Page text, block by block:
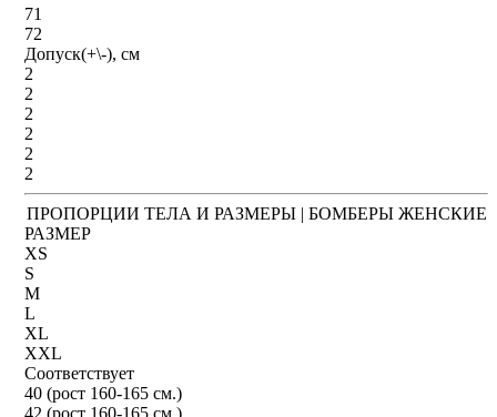
71
72
Допуск(+\-), см
2
2
2
2
2
2
ПРОПОРЦИИ ТЕЛА И РАЗМЕРЫ | БОМБЕРЫ ЖЕНСКИЕ
РАЗМЕР
XS
S
M
L
XL
XXL
Соответствует
40 (рост 160-165 см.)
42 (рост 160-165 см.)